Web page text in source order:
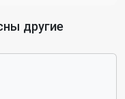
другие